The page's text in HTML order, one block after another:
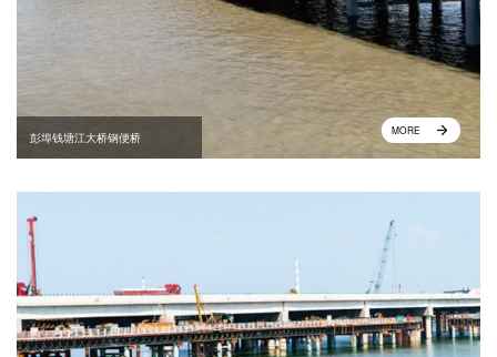
彭埠钱塘江大桥钢便桥 MORE